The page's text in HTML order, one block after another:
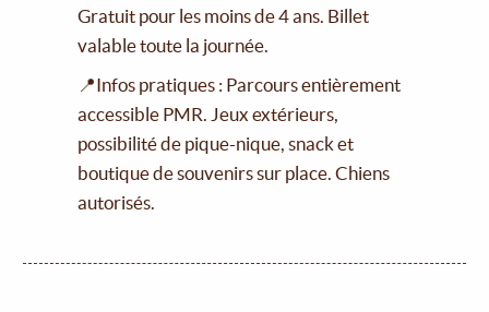
Gratuit pour les moins de 4 ans. Billet
valable toute la journée.
📍Infos pratiques : Parcours entièrement
accessible PMR. Jeux extérieurs,
possibilité de pique-nique, snack et
boutique de souvenirs sur place. Chiens
autorisés.